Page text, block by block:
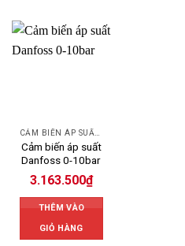
Cảm biến áp suất
Danfoss 0-10bar
3.163.500₫
THÊM VÀO
GIỎ HÀNG